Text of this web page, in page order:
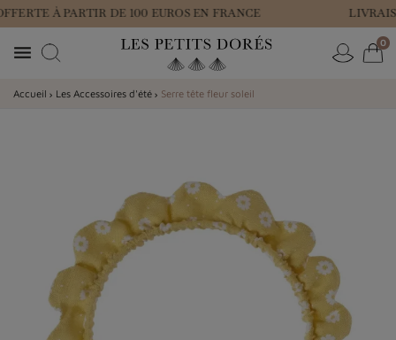
À PARTIR DE 100 EUROS EN FRANCE
 0
Accueil Les Accessoires d'été Serre tête fleur soleil